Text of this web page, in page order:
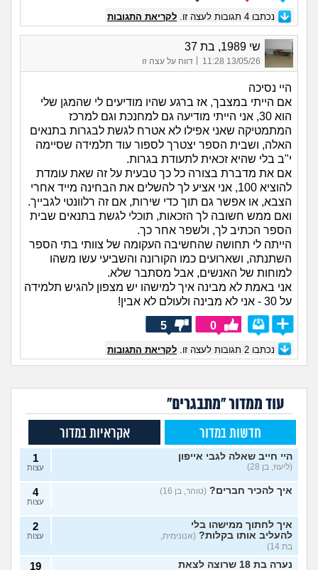
נכתבו 4 תגובות לעצה זו. לקריאת התגובות
שי 1989, בת 37
13/05/26 11:28 דווח על עצה זו
היי נסיכה
אם הייתי במצבך, אז ברגע שהיו מודיעים לי שהמגן שלי
הוא 30, אני הייתי מודיעה גם למחנכת וגם למרכז
המתמטיקה שאני אפילו לא אטרח לגשת לבגרות בתנאים
האלה, ושבית הספר יצטרך לספור עוד תלמידה שסיימה
י"ב בלי שהיא זכאית לתעודת בגרות.
אם את מדברת בצורה כל כך טבעית על זה שאת עומדת
להוציא 100, אני אציע לך להשלים את הבחינה מייד אחרי
הצבא, או אפשר גם תוך כדי שירות, אם זה רלוונטי לגבייך.
ואם ממש חשובה לך הזכאות, תוכלי לגשת בתנאים שבית
הספר הכתיב לך, ולשפר אחר כך.
הייתה לי תחושה שהחשיבה העקומה של צוותי בתי הספר
השתנתה, ושארועים כמו הקורונה והשביעי עשו משהו
למוחות של האנשים, אבל מסתבר שלא.
אני באמת לא מבינה איך למישהו יש מצפון להגיש תלמידה
על 30 - אני לא מבינה ולעולם לא אבין!
0
5
נכתבו 2 תגובות לעצה זו. לקריאת התגובות
עוד ממדור "מתבגרים"
חדשות במדור אקראיות במדור
היי חייב שאלה לגבי אייפון
(ליעוז, בן 28)
1
עצות
איך להכיר חברים? (טוהר, בן 16) 4
עצות
איך לחתוך ממישהו בלי
להעליב אותו בקלות? (אנונימית,
בת 14)
2
עצות
נערה בת 18 שרוצה לצאת
19